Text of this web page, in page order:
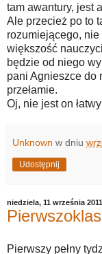
tam awantury, jest
Ale przecież po to
rozumiejącego,
większość
będzie od niego
pani Agnieszce do
przełamie.
Oj, nie jest on
Unknown w dniu
Udostępnij
niedziela, 11 września 2011
Pierwszy pełny